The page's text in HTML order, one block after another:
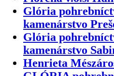
Glória
kamenárstvo
Glória
kamenárstvo
Henrieta